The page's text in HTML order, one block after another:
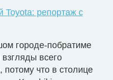
Toyota: репортаж с
городе-побратиме
всего
что в столице